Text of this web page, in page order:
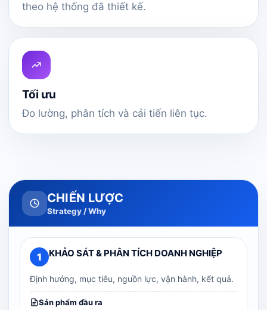
theo hệ thống đã thiết kế.
Tối ưu
Đo lường, phân tích và cải tiến liên tục.
CHIẾN LƯỢC
Strategy / Why
1 KHẢO SÁT & PHÂN TÍCH DOANH NGHIỆP
Định hướng, mục tiêu, nguồn lực, vận hành, kết quả.
Sản phẩm đầu ra